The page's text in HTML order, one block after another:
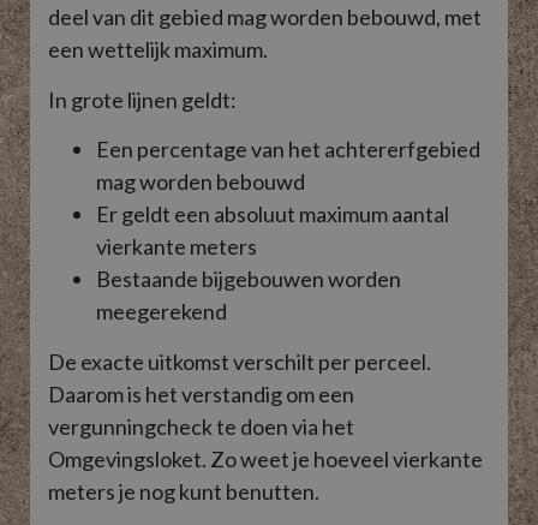
deel van dit gebied mag worden bebouwd, met
een wettelijk maximum.
In grote lijnen geldt:
Een percentage van het achtererfgebied
mag worden bebouwd
Er geldt een absoluut maximum aantal
vierkante meters
Bestaande bijgebouwen worden
meegerekend
De exacte uitkomst verschilt per perceel.
Daarom is het verstandig om een
vergunningcheck te doen via het
Omgevingsloket. Zo weet je hoeveel vierkante
meters je nog kunt benutten.